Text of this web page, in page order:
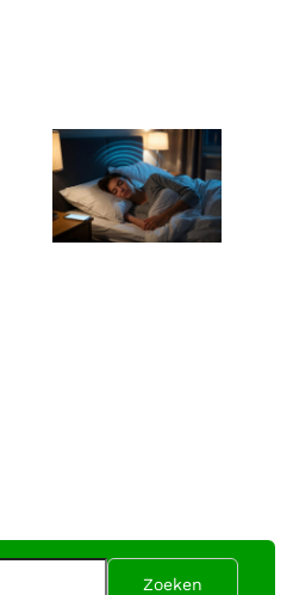
Mobiele
straling kan
je slaap
Zoeken